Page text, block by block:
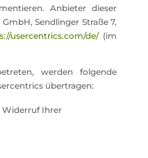
Anbieter dieser
Sendlinger Straße 7,
usercentrics.com/de/(im
werden folgende
übertragen:
Widerruf Ihrer